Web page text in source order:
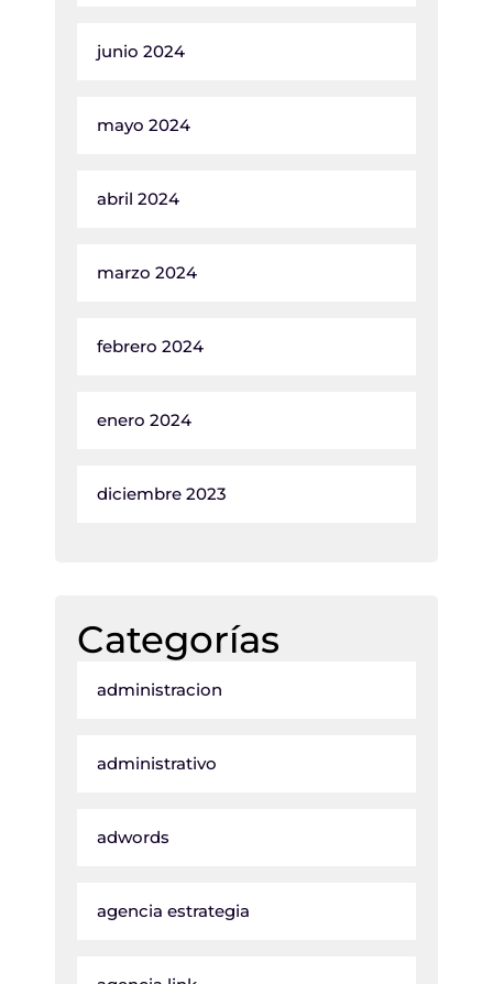
junio 2024
mayo 2024
abril 2024
marzo 2024
febrero 2024
enero 2024
diciembre 2023
Categorías
administracion
administrativo
adwords
agencia estrategia